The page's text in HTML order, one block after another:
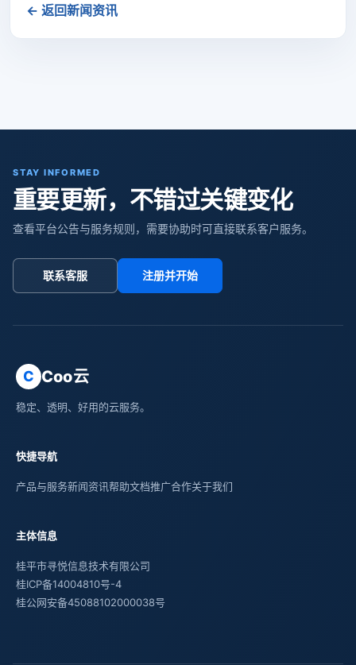
← 返回新闻资讯
STAY INFORMED
重要更新，不错过关键变化
查看平台公告与服务规则，需要协助时可直接联系客户服务。
联系客服 注册并开始
C Coo云
稳定、透明、好用的云服务。
快捷导航
产品与服务新闻资讯帮助文档推广合作关于我们
主体信息
桂平市寻悦信息技术有限公司
桂ICP备14004810号-4
桂公网安备45088102000038号